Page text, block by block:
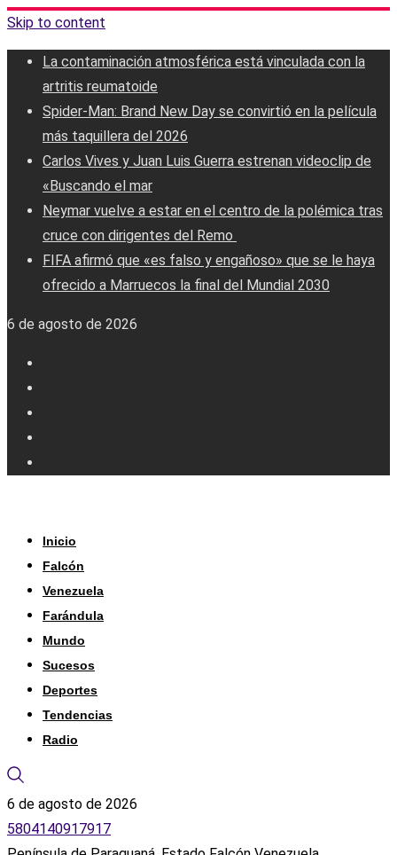
Skip to content
La contaminación atmosférica está vinculada con la
artritis reumatoide
Spider-Man: Brand New Day se convirtió en la película
más taquillera del 2026
Carlos Vives y Juan Luis Guerra estrenan videoclip de
«Buscando el mar
Neymar vuelve a estar en el centro de la polémica tras
cruce con dirigentes del Remo ‎
FIFA afirmó que «es falso y engañoso» que se le haya
ofrecido a Marruecos la final del Mundial 2030
6 de agosto de 2026
Inicio
Falcón
Venezuela
Farándula
Mundo
Sucesos
Deportes
Tendencias
Radio
6 de agosto de 2026
5804140917917